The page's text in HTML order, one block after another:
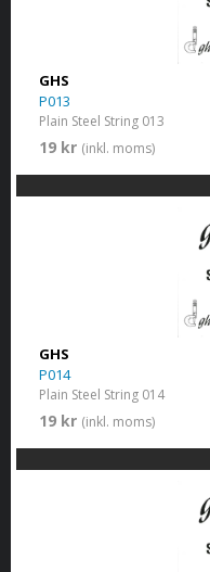
GHS
P013
Plain Steel String 013
19 kr (inkl. moms)
GHS
P014
Plain Steel String 014
19 kr (inkl. moms)